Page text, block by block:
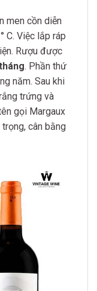
men cồn diễn
C. Việc lắp ráp
Rượu được
. Phần thứ
năm. Sau khi
trứng và
gọi Margaux
cân bằng